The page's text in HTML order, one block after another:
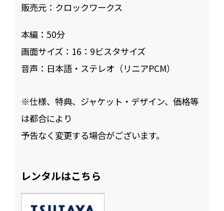
販売元： クロックワークス
本編： 50
画面サイズ： 16：9ビスタサイズ
音声： 日本語・ステレオ（リニアPCM）
※仕様、特典、ジャケット・デザイン、価格等
は都合により
予告なく変更する場合がございます。
レンタルはこちら